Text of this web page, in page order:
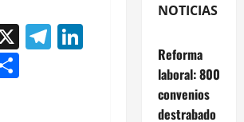
X Telegram
NOTICIAS
Reforma
laboral: 800
convenios
destrabado